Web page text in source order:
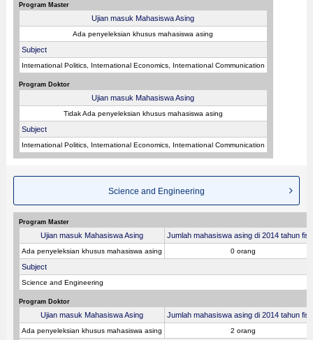
Program Master
Ujian masuk Mahasiswa Asing
Ada penyeleksian khusus mahasiswa asing
Subject
International Politics, International Economics, International Communication
Program Doktor
Ujian masuk Mahasiswa Asing
Tidak Ada penyeleksian khusus mahasiswa asing
Subject
International Politics, International Economics, International Communication
Science and Engineering
Program Master
Ujian masuk Mahasiswa Asing Jumlah mahasiswa asing di 2014 tahun
Ada penyeleksian khusus mahasiswa asing 0 orang
Subject
Science and Engineering
Program Doktor
Ujian masuk Mahasiswa Asing Jumlah mahasiswa asing di 2014 tahun
Ada penyeleksian khusus mahasiswa asing 2 orang